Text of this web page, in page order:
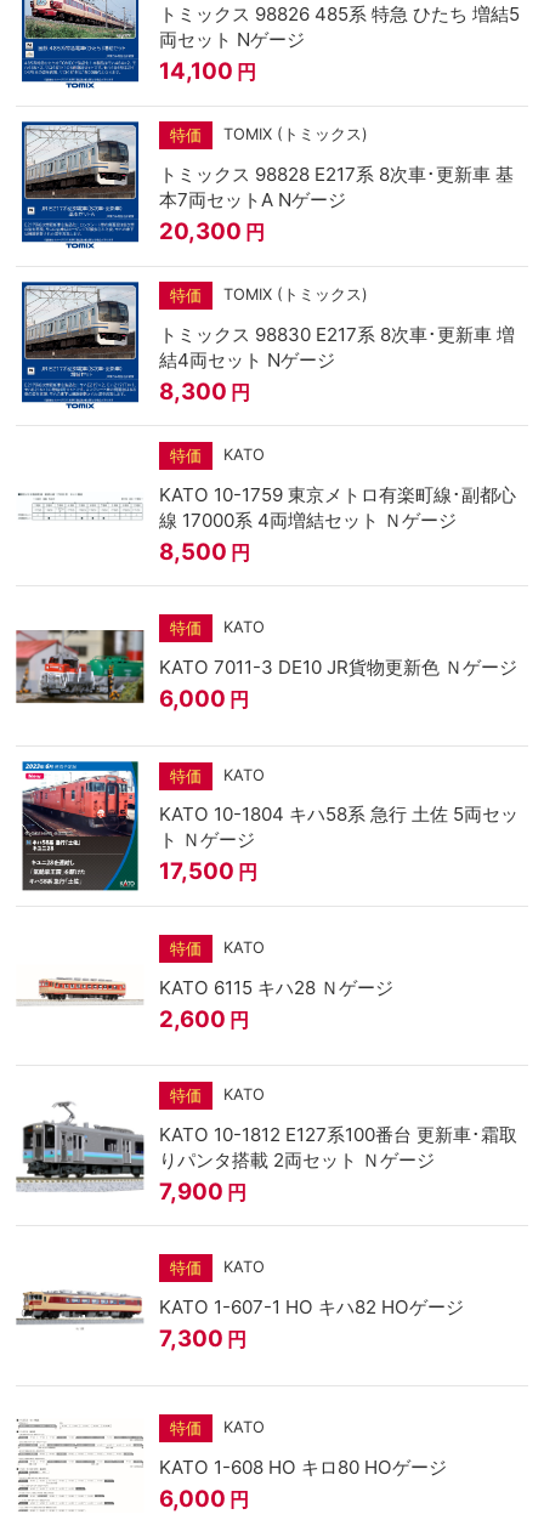
トミックス 98826 485系 特急 ひたち 増結5
両セット Nゲージ
14,100 円
特価 TOMIX (トミックス)
トミックス 98828 E217系 8次車･更新車 基
本7両セットA Nゲージ
20,300 円
特価 TOMIX (トミックス)
トミックス 98830 E217系 8次車･更新車 増
結4両セット Nゲージ
8,300 円
特価 KATO
KATO 10-1759 東京メトロ有楽町線･副都心
線 17000系 4両増結セット Ｎゲージ
8,500 円
特価 KATO
KATO 7011-3 DE10 JR貨物更新色 Ｎゲージ
6,000 円
特価 KATO
KATO 10-1804 キハ58系 急行 土佐 5両セッ
ト Ｎゲージ
17,500 円
特価 KATO
KATO 6115 キハ28 Ｎゲージ
2,600 円
特価 KATO
KATO 10-1812 E127系100番台 更新車･霜取
りパンタ搭載 2両セット Ｎゲージ
7,900 円
特価 KATO
KATO 1-607-1 HO キハ82 HOゲージ
7,300 円
特価 KATO
KATO 1-608 HO キロ80 HOゲージ
6,000 円